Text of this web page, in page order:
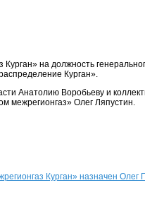
на должность
Курган».
Анатолию Воробьеву и
межрегионгаз» Олег Ляпустин.
Курган» назначен Олег